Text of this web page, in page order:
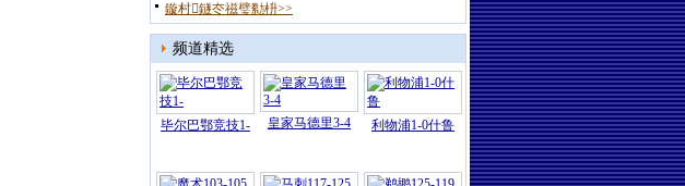
鏇村鐩冭禌璧勬枡>>
频道精选
毕尔巴鄂竞技1- 皇家马德里3-4 利物浦1-0什鲁